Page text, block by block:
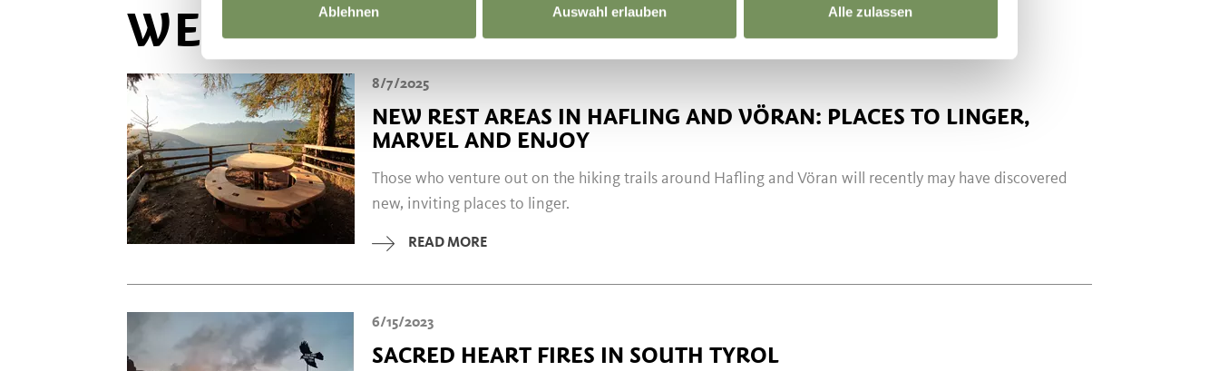
Ablehnen Auswahl erlauben Alle zulassen
WEITERE SPANNENDE EINTRÄGE!
8/7/2025
NEW REST AREAS IN HAFLING AND VÖRAN: PLACES TO LINGER,
MARVEL AND ENJOY
Those who venture out on the hiking trails around Hafling and Vöran will recently may have discovered
new, inviting places to linger.
READ MORE
6/15/2023
SACRED HEART FIRES IN SOUTH TYROL